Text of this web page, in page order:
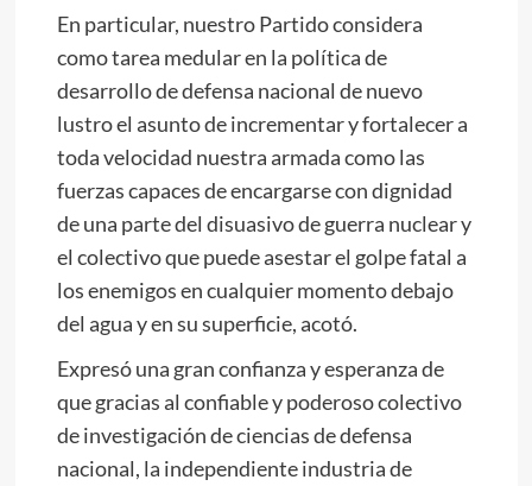
En particular, nuestro Partido considera
como tarea medular en la política de
desarrollo de defensa nacional de nuevo
lustro el asunto de incrementar y fortalecer a
toda velocidad nuestra armada como las
fuerzas capaces de encargarse con dignidad
de una parte del disuasivo de guerra nuclear y
el colectivo que puede asestar el golpe fatal a
los enemigos en cualquier momento debajo
del agua y en su superficie, acotó.
Expresó una gran confianza y esperanza de
que gracias al confiable y poderoso colectivo
de investigación de ciencias de defensa
nacional, la independiente industria de